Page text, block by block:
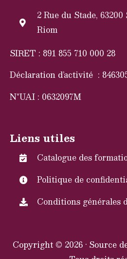
2 Rue du Stade,
Riom
SIRET : 891 855 710 000 28
Déclaration d’activité :
N°UAI : 0632097M
Liens utiles
Catalogue des
Politique de
Conditions générales
Copyright © 2026 · Source